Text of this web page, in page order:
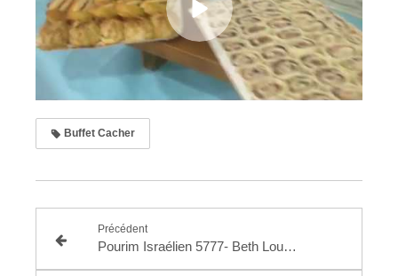
Buffet Cacher
Précédent
Pourim Israélien 5777- Beth Loubavitch Domont 12/03/2017